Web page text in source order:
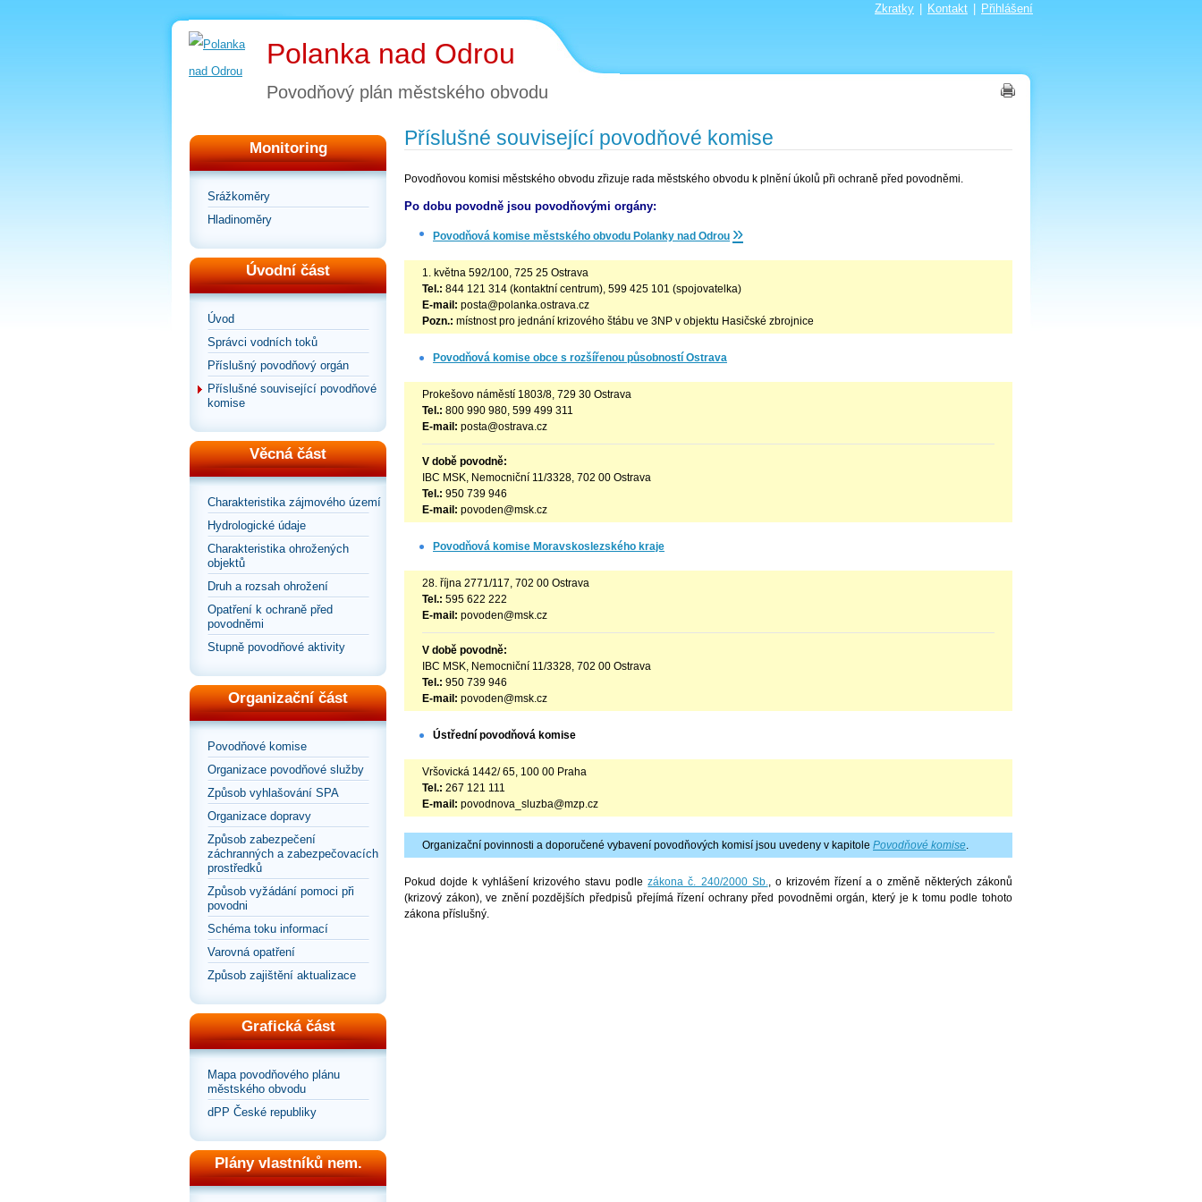
Zkratky Kontakt Přihlášení
Polanka nad Odrou
Povodňový plán městského obvodu
Monitoring
Srážkoměry
Hladinoměry
Úvodní část
Úvod
Správci vodních toků
Příslušný povodňový orgán
Příslušné související povodňové
komise
Věcná část
Charakteristika zájmového území
Hydrologické údaje
Charakteristika ohrožených
objektů
Druh a rozsah ohrožení
Opatření k ochraně před
povodněmi
Stupně povodňové aktivity
Organizační část
Povodňové komise
Organizace povodňové služby
Způsob vyhlašování SPA
Organizace dopravy
Způsob zabezpečení
záchranných a zabezpečovacích
prostředků
Způsob vyžádání pomoci při
povodni
Schéma toku informací
Varovná opatření
Způsob zajištění aktualizace
Grafická část
Mapa povodňového plánu
městského obvodu
dPP České republiky
Plány vlastníků nem.
Příslušné související povodňové komise
Povodňovou komisi městského obvodu zřizuje rada městského obvodu k plnění úkolů při ochraně před povodněmi.
Po dobu povodně jsou povodňovými orgány:
Povodňová komise městského obvodu Polanky nad Odrou »
1. května 592/100, 725 25 Ostrava
Tel.: 844 121 314 (kontaktní centrum), 599 425 101 (spojovatelka)
E-mail: posta@polanka.ostrava.cz
Pozn.: místnost pro jednání krizového štábu ve 3NP v objektu Hasičské zbrojnice
Povodňová komise obce s rozšířenou působností Ostrava
Prokešovo náměstí 1803/8, 729 30 Ostrava
Tel.: 800 990 980, 599 499 311
E-mail: posta@ostrava.cz
V době povodně:
IBC MSK, Nemocniční 11/3328, 702 00 Ostrava
Tel.: 950 739 946
E-mail: povoden@msk.cz
Povodňová komise Moravskoslezského kraje
28. října 2771/117, 702 00 Ostrava
Tel.: 595 622 222
E-mail: povoden@msk.cz
V době povodně:
IBC MSK, Nemocniční 11/3328, 702 00 Ostrava
Tel.: 950 739 946
E-mail: povoden@msk.cz
Ústřední povodňová komise
Vršovická 1442/ 65, 100 00 Praha
Tel.: 267 121 111
E-mail: povodnova_sluzba@mzp.cz
Organizační povinnosti a doporučené vybavení povodňových komisí jsou uvedeny v kapitole Povodňové komise.
Pokud dojde k vyhlášení krizového stavu podlezákona č. 240/2000 Sb., o krizovém řízení a o změně některých zákonů
(krizový zákon), ve znění pozdějších předpisů přejímá řízení ochrany před povodněmi orgán, který je k tomu podle tohoto
zákona příslušný.